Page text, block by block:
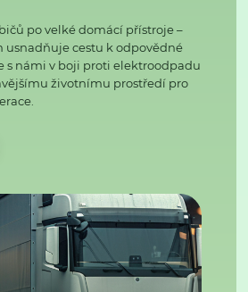
po velké domácí přístroje –
usnadňuje cestu k odpovědné
s námi v boji proti elektroodpadu
životnímu prostředí pro